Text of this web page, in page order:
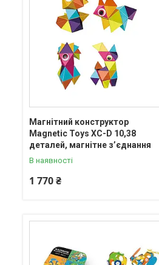
Магнітний конструктор
Magnetic Toys XC-D 10,38
деталей, магнітне з’єднання
В наявності
1 770 ₴